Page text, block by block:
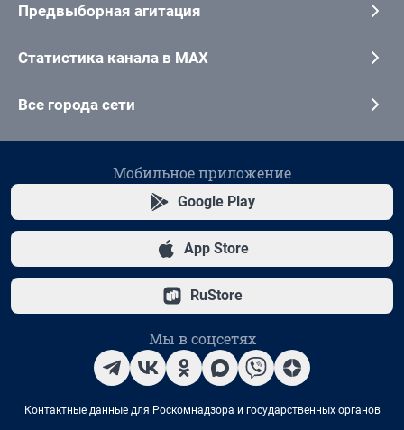
Предвыборная агитация
Статистика канала в MAX
Все города сети
Мобильное приложение
Google Play
App Store
RuStore
Мы в соцсетях
Контактные данные для Роскомнадзора и государственных органов